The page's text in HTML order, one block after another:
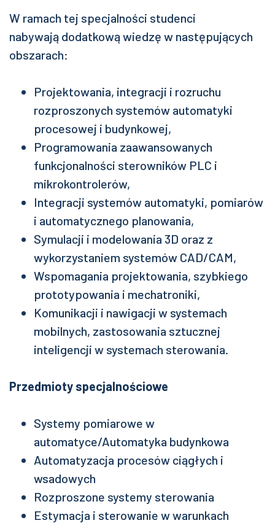
W ramach tej specjalności studenci
nabywają dodatkową wiedzę w następujących
obszarach:
Projektowania, integracji i rozruchu
rozproszonych systemów automatyki
procesowej i budynkowej,
Programowania zaawansowanych
funkcjonalności sterowników PLC i
mikrokontrolerów,
Integracji systemów automatyki, pomiarów
i automatycznego planowania,
Symulacji i modelowania 3D oraz z
wykorzystaniem systemów CAD/CAM,
Wspomagania projektowania, szybkiego
prototypowania i mechatroniki,
Komunikacji i nawigacji w systemach
mobilnych, zastosowania sztucznej
inteligencji w systemach sterowania.
Przedmioty specjalnościowe
Systemy pomiarowe w
automatyce/Automatyka budynkowa
Automatyzacja procesów ciągłych i
wsadowych
Rozproszone systemy sterowania
Estymacja i sterowanie w warunkach